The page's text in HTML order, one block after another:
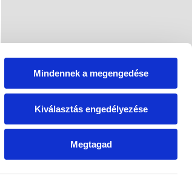
Mindennek a megengedése
Kiválasztás engedélyezése
Megtagad